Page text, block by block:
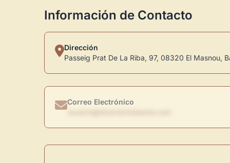
Información de Contacto
Dirección
Passeig Prat De La Riba, 97, 08320 El Masnou,
Correo Electrónico